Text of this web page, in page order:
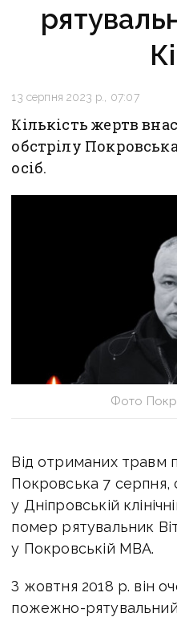
13 серпня 2023 р., 07:07
Кількість жертв
обстрілу
осіб.
Фото
Від отриманих травм
Покровська 7 серпня,
у Дніпровській
помер рятувальник
у Покровській МВА.
З жовтня 2018 р. він
пожежно-